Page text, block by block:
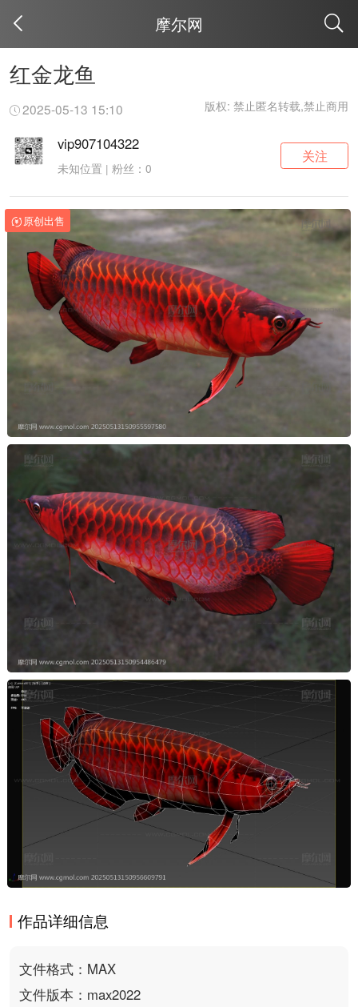
摩尔网
红金龙鱼
2025-05-13 15:10 版权: 禁止匿名转载,禁止商用
vip907104322
未知位置 | 粉丝：0
关注
原创出售
作品详细信息
文件格式：MAX
文件版本：max2022
取消